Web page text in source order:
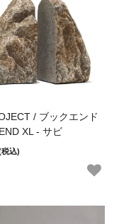
/ ブックエンド
XL - サビ
込)